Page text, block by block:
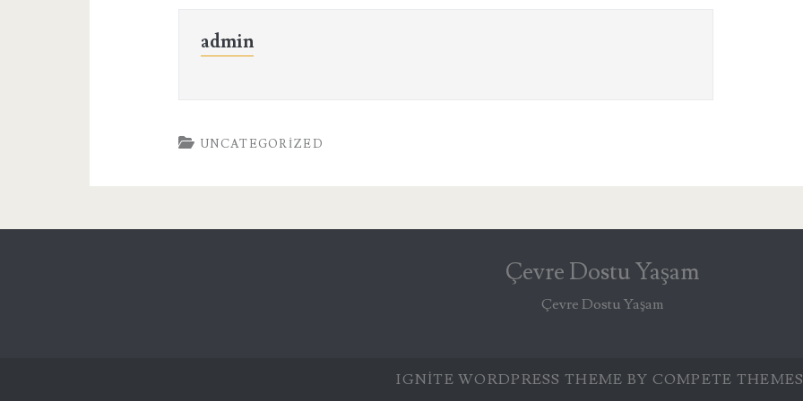
admin
UNCATEGORIZED
Çevre Dostu Yaşam
Çevre Dostu Yaşam
IGNITE WORDPRESS THEME BY COMPETE